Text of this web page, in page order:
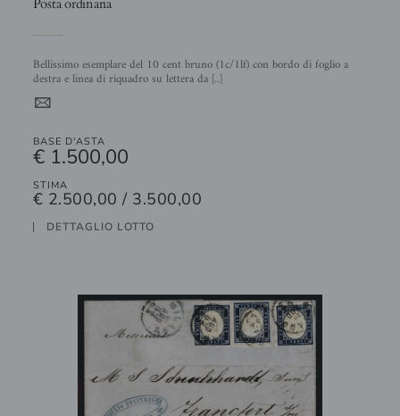
Bellissimo esemplare del 10 cent bruno (1c/1lf) con bordo di foglio a
destra e linea di riquadro su lettera da [..]
4
BASE D'ASTA
€ 1.500,00
STIMA
€ 2.500,00 / 3.500,00
DETTAGLIO LOTTO